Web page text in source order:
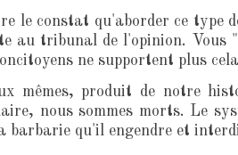
le constat qu'aborder ce type
au tribunal de l'opinion.
ne supportent plus
mêmes, produit de notre
nous sommes morts. Le
barbarie qu'il engendre et